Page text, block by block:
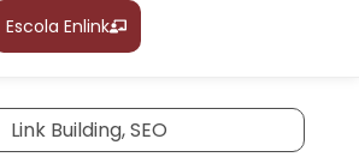
Escola Enlink
Link Building,SEO